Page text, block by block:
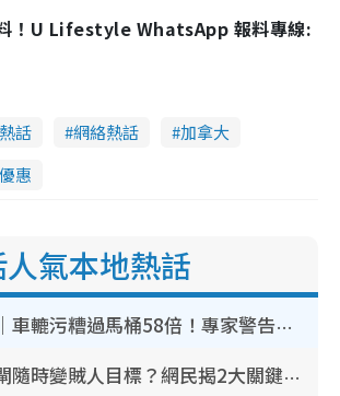
e
d
m
e
s
c
！U Lifestyle WhatsApp 報料專線:
話 網絡熱話
加拿大
惠
氣本地熱話
行李清潔｜車轆污糟過馬桶58倍！專家警告忌用酒精抹 教1招免污手除菌
裝修拆鐵閘隨時變賊人目標？網民揭2大關鍵用途：裝新式等於白裝？附新舊鐵閘分別